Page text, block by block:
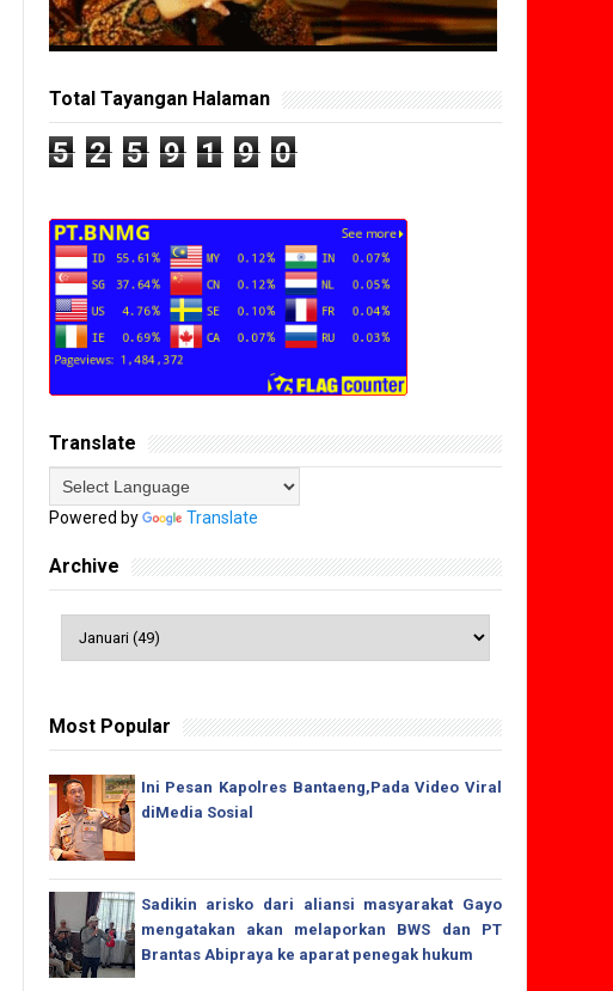
Total Tayangan Halaman
5 2 5 9 1 9 0
Translate
Powered by Translate
Archive
Most Popular
Ini Pesan Kapolres Bantaeng,Pada Video Viral
diMedia Sosial
Sadikin arisko dari aliansi masyarakat Gayo
mengatakan akan melaporkan BWS dan PT
Brantas Abipraya ke aparat penegak hukum